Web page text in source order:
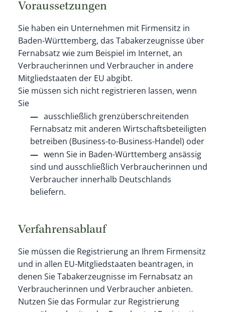
Voraussetzungen
Sie haben ein Unternehmen mit Firmensitz in
Baden-Württemberg, das Tabakerzeugnisse über
Fernabsatz wie zum Beispiel im Internet, an
Verbraucherinnen und Verbraucher in andere
Mitgliedstaaten der EU abgibt.
Sie müssen sich nicht registrieren lassen, wenn
Sie
ausschließlich grenzüberschreitenden
Fernabsatz mit anderen Wirtschaftsbeteiligten
betreiben (Business-to-Business-Handel) oder
wenn Sie in Baden-Württemberg ansässig
sind und ausschließlich Verbraucherinnen und
Verbraucher innerhalb Deutschlands
beliefern.
Verfahrensablauf
Sie müssen die Registrierung an Ihrem Firmensitz
und in allen EU-Mitgliedstaaten beantragen, in
denen Sie Tabakerzeugnisse im Fernabsatz an
Verbraucherinnen und Verbraucher anbieten.
Nutzen Sie das Formular zur Registrierung